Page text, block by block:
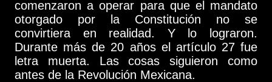
comenzaron a operar para que el mandato
otorgado por la Constitución no se
convirtiera en realidad. Y lo lograron.
Durante más de 20 años el artículo 27 fue
letra muerta. Las cosas siguieron como
antes de la Revolución Mexicana.